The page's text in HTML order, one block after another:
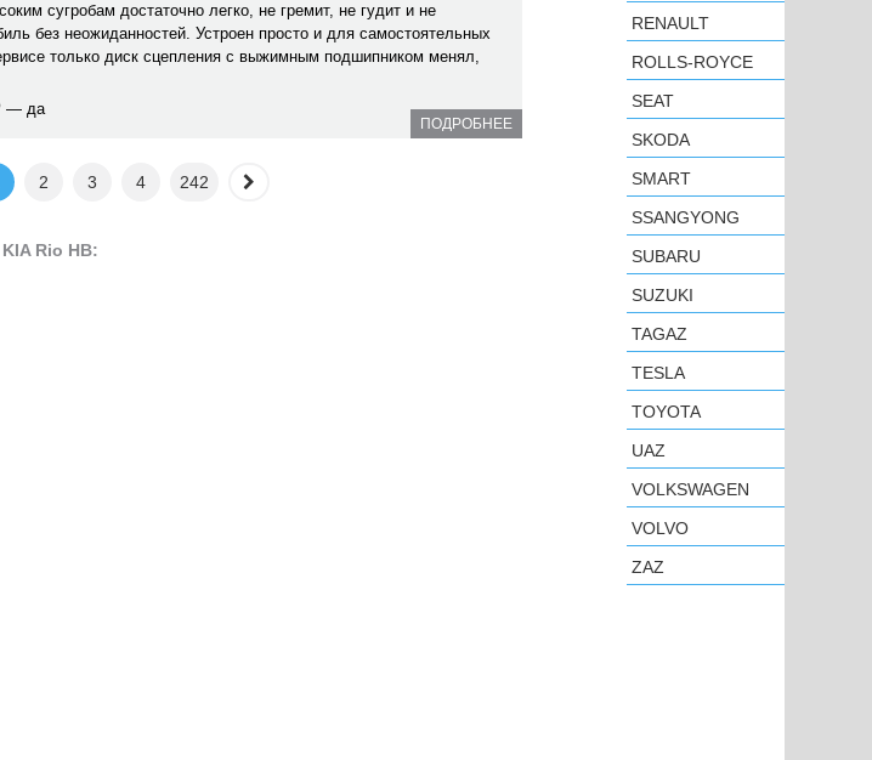
сугробам достаточно легко, не гремит, не гудит и не
без неожиданностей. Устроен просто и для самостоятельных
только диск сцепления с выжимным подшипником менял,
— да
ПОДРОБНЕЕ
2 3 4 242
Rio HB:
RENAULT
ROLLS-ROYCE
SEAT
SKODA
SMART
SSANGYONG
SUBARU
SUZUKI
TAGAZ
TESLA
TOYOTA
UAZ
VOLKSWAGEN
VOLVO
ZAZ